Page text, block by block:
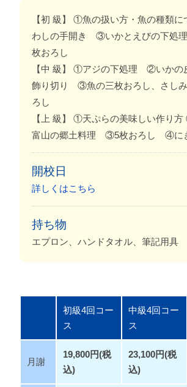
【初 級】 ①魚の扱い方・魚の種類
わしの手開き ③いかとえびの下処
枚おろし
【中 級】 ①アジの下処理 ②いかの
飾り切り ③魚の三枚おろし、さし
ろし
【上 級】 ①天ぷらの美味しい作り方
富山の郷土料理 ③5枚おろし ④に
開校日
詳しくはこちら
持ち物
エプロン、ハンドタオル、筆記用具
初級4回コー
ス
中級4回コー
ス
月謝
19,800円(税
込)
23,100円(税
込)